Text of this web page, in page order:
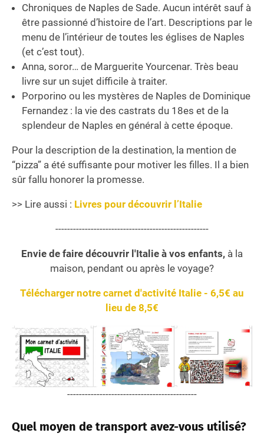
Chroniques de Naples de Sade. Aucun intérêt sauf à
être passionné d’histoire de l’art. Descriptions par le
menu de l’intérieur de toutes les églises de Naples
(et c’est tout).
Anna, soror… de Marguerite Yourcenar. Très beau
livre sur un sujet difficile à traiter.
Porporino ou les mystères de Naples de Dominique
Fernandez : la vie des castrats du 18es et de la
splendeur de Naples en général à cette époque.
Pour la description de la destination, la mention de
“pizza” a été suffisante pour motiver les filles. Il a bien
sûr fallu honorer la promesse.
>> Lire aussi : Livres pour découvrir l’Italie
----------------------------------------------------
Envie de faire découvrir l'Italie à vos enfants, à la
maison, pendant ou après le voyage?
Télécharger notre carnet d'activité Italie - 6,5€ au
lieu de 8,5€
--------------------------------------------
Quel moyen de transport avez-vous utilisé?